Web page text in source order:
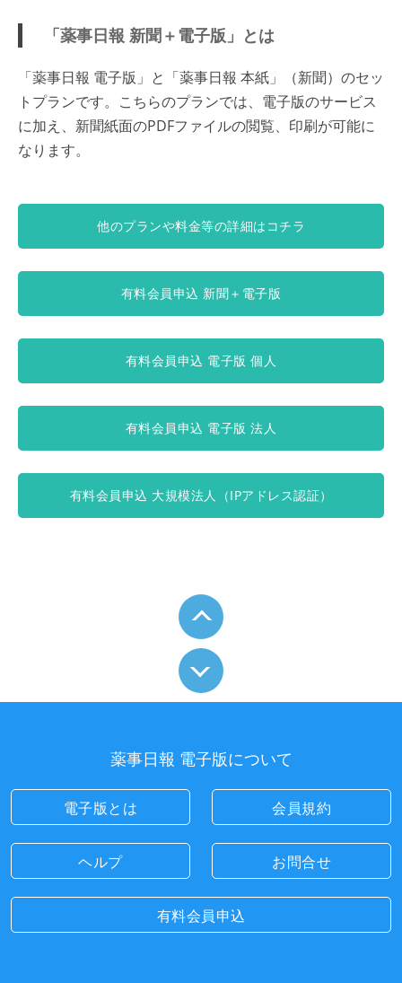
「薬事日報 新聞＋電子版」とは
「薬事日報 電子版」と「薬事日報 本紙」（新聞）のセッ
トプランです。こちらのプランでは、電子版のサービス
に加え、新聞紙面のPDFファイルの閲覧、印刷が可能に
なります。
他のプランや料金等の詳細はコチラ
有料会員申込 新聞＋電子版
有料会員申込 電子版 個人
有料会員申込 電子版 法人
有料会員申込 大規模法人（IPアドレス認証）
薬事日報 電子版について
電子版とは 会員規約
ヘルプ お問合せ
有料会員申込